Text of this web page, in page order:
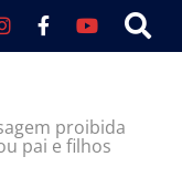
proibida
pai e filhos